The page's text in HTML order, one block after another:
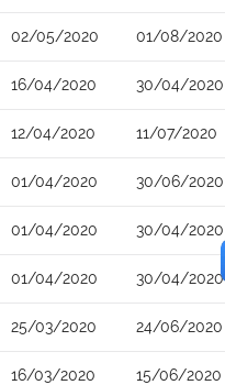
02/05/2020 01/08/2020
16/04/2020 30/04/2020
12/04/2020 11/07/2020
01/04/2020 30/06/2020
01/04/2020 30/04/2020
01/04/2020 30/04/2020
25/03/2020 24/06/2020
16/03/2020 15/06/2020